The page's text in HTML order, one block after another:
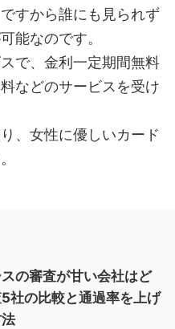
すから誰にも見られず
能なのです。
で、金利一定期間無料
などのサービスを受け
、女性に優しいカード
の審査が甘い会社はど
社の比較と通過率を上げ